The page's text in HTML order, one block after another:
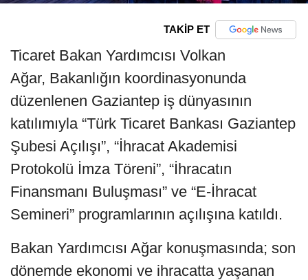
TAKİP ET
Ticaret Bakan Yardımcısı Volkan
Ağar, Bakanlığın koordinasyonunda
düzenlenen Gaziantep iş dünyasının
katılımıyla “Türk Ticaret Bankası Gaziantep
Şubesi Açılışı”, “İhracat Akademisi
Protokolü İmza Töreni”, “İhracatın
Finansmanı Buluşması” ve “E-İhracat
Semineri” programlarının açılışına katıldı.
Bakan Yardımcısı Ağar konuşmasında; son
dönemde ekonomi ve ihracatta yaşanan